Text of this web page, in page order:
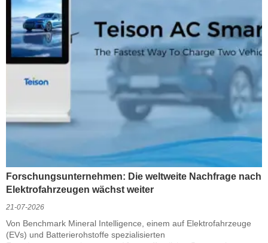
Forschungsunternehmen: Die weltweite Nachfrage nach
Elektrofahrzeugen wächst weiter
21-07-2026
Von Benchmark Mineral Intelligence, einem auf Elektrofahrzeuge
(EVs) und Batterierohstoffe spezialisierten